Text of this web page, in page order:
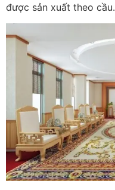
được sản xuất theo cầu.